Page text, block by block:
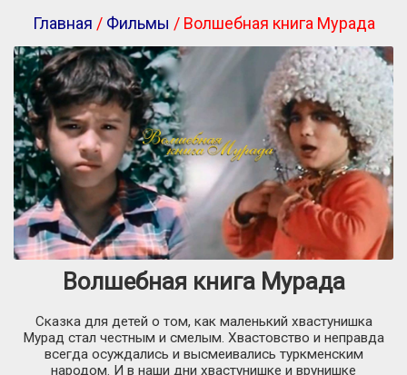
Главная / Фильмы / Волшебная книга Мурада
Волшебная книга Мурада
Сказка для детей о том, как маленький хвастунишка
Мурад стал честным и смелым. Хвастовство и неправда
всегда осуждались и высмеивались туркменским
народом. И в наши дни хвастунишке и врунишке